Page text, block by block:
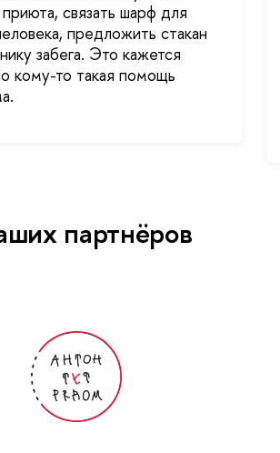
связать шарф для
предложить стакан
забега. Это кажется
кому-то такая помощь
партнёров